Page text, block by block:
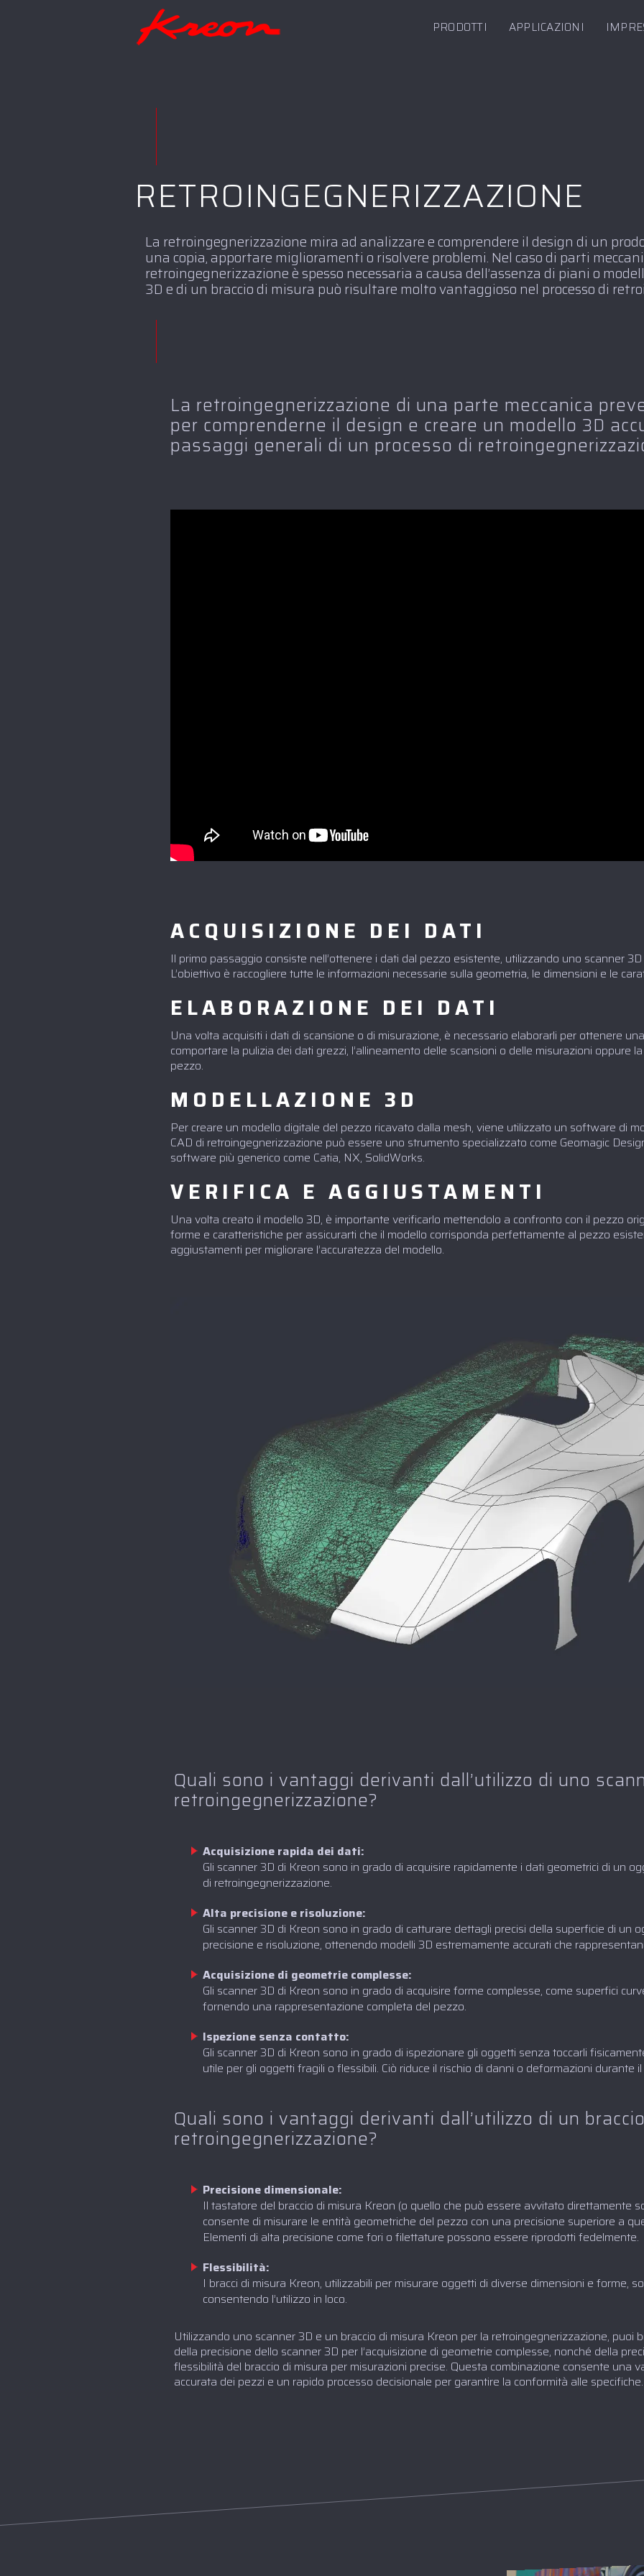
PRODOTTI APPLICAZIONI
RETROINGEGNERIZZAZIONE
La retroingegnerizzazione mira ad analizzare e comprendere il design di un
una copia, apportare miglioramenti o risolvere problemi. Nel caso di parti
retroingegnerizzazione è spesso necessaria a causa dell’assenza di piani o
3D e di un braccio di misura può risultare molto vantaggioso nel processo di
La retroingegnerizzazione di una parte meccanica
per comprenderne il design e creare un modello 3D
passaggi generali di un processo di
ACQUISIZIONE DEI DATI
Il primo passaggio consiste nell’ottenere i dati dal pezzo esistente, utilizzando uno scanner
L’obiettivo è raccogliere tutte le informazioni necessarie sulla geometria, le dimensioni e le
ELABORAZIONE DEI DATI
Una volta acquisiti i dati di scansione o di misurazione, è necessario elaborarli per ottenere
comportare la pulizia dei dati grezzi, l’allineamento delle scansioni o delle misurazioni oppure
pezzo.
MODELLAZIONE 3D
Per creare un modello digitale del pezzo ricavato dalla mesh, viene utilizzato un software di
CAD di retroingegnerizzazione può essere uno strumento specializzato come Geomagic
software più generico come Catia, NX, SolidWorks.
VERIFICA E AGGIUSTAMENTI
Una volta creato il modello 3D, è importante verificarlo mettendolo a confronto con il pezzo
forme e caratteristiche per assicurarti che il modello corrisponda perfettamente al pezzo
aggiustamenti per migliorare l’accuratezza del modello.
Quali sono i vantaggi derivanti dall’utilizzo di uno
retroingegnerizzazione?
Acquisizione rapida dei dati:
Gli scanner 3D di Kreon sono in grado di acquisire rapidamente i dati geometrici di un
di retroingegnerizzazione.
Alta precisione e risoluzione:
‍Gli scanner 3D di Kreon sono in grado di catturare dettagli precisi della superficie di un
precisione e risoluzione, ottenendo modelli 3D estremamente accurati che
Acquisizione di geometrie complesse:
‍Gli scanner 3D di Kreon sono in grado di acquisire forme complesse, come superfici
fornendo una rappresentazione completa del pezzo.
Ispezione senza contatto:
‍Gli scanner 3D di Kreon sono in grado di ispezionare gli oggetti senza toccarli
utile per gli oggetti fragili o flessibili. Ciò riduce il rischio di danni o deformazioni durante
Quali sono i vantaggi derivanti dall’utilizzo di un
retroingegnerizzazione?
Precisione dimensionale:
Il tastatore del braccio di misura Kreon (o quello che può essere avvitato direttamente
consente di misurare le entità geometriche del pezzo con una precisione superiore a
Elementi di alta precisione come fori o filettature possono essere riprodotti fedelmente.
Flessibilità:
‍I bracci di misura Kreon, utilizzabili per misurare oggetti di diverse dimensioni e forme,
consentendo l’utilizzo in loco.
Utilizzando uno scanner 3D e un braccio di misura Kreon per la retroingegnerizzazione, puoi
della precisione dello scanner 3D per l’acquisizione di geometrie complesse, nonché della
flessibilità del braccio di misura per misurazioni precise. Questa combinazione consente una
accurata dei pezzi e un rapido processo decisionale per garantire la conformità alle specifiche.